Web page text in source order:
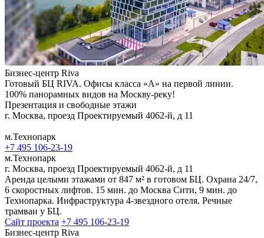
Бизнес-центр Riva
Готовый БЦ RIVA. Офисы класса «А» на первой линии.
100% панорамных видов на Москву-реку!
Презентация и свободные этажи
г. Москва, проезд Проектируемый 4062-й, д 11
м.Технопарк
+7 495 106-23-19
м.Технопарк
г. Москва, проезд Проектируемый 4062-й, д 11
Аренда целыми этажами от 847 м² в готовом БЦ. Охрана 24/7,
6 скоростных лифтов. 15 мин. до Москва Сити, 9 мин. до
Технопарка. Инфраструктура 4-звездного отеля. Речные
трамваи у БЦ.
Сайт проекта +7 495 106-23-19
Бизнес-центр Riva